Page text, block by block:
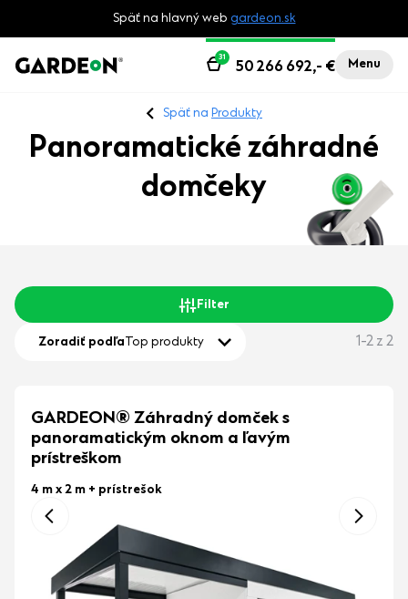
Späť na hlavný web gardeon.sk
Menu
50 266 692,- €
31
Späť na Produkty
Panoramatické záhradné
domčeky
Filter
Zoradiť podľaTop produkty 1-2 z 2
GARDEON® Záhradný domček s
panoramatickým oknom a ľavým
prístreškom
4 m x 2 m + prístrešok